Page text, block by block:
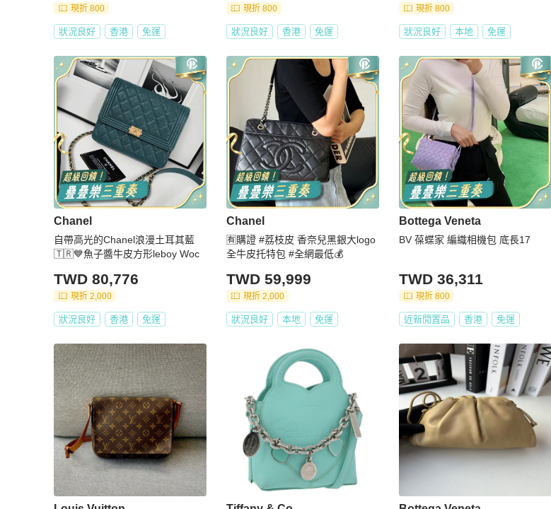
現折 800
狀況良好 香港 免運
現折 800
狀況良好 香港 免運
現折 800
狀況良好 本地 免運
Chanel
自帶高光的Chanel浪漫土耳其藍
🇹🇷💙魚子醬牛皮方形leboy Woc
TWD 80,776
現折 2,000
狀況良好 香港 免運
Chanel
🈶購證 #荔枝皮 香奈兒黑銀大logo
全牛皮托特包 #全網最低💰
TWD 59,999
現折 2,000
狀況良好 本地 免運
Bottega Veneta
BV 葆蝶家 編織相機包 底長17
TWD 36,311
現折 800
近新閒置品 香港 免運